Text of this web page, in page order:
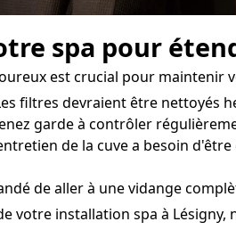
spa pour
est crucial pour maintenir
filtres devraient être nettoyés
garde à contrôler
de la cuve a besoin
de aller à une vidange
votre installation spa à